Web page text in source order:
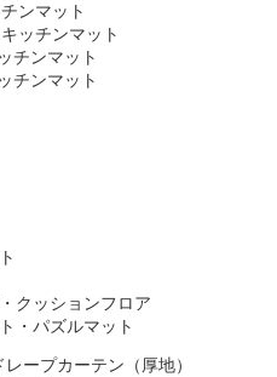
ンマット
ッチンマット
チンマット
チンマット
クッションフロア
・パズルマット
レープカーテン（厚地）